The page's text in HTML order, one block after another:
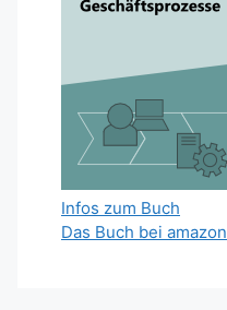
Infos zum Buch
Das Buch bei amazon